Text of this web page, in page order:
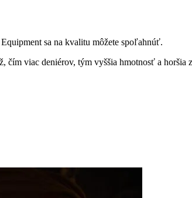
sa na kvalitu môžete spoľahnúť.
čím viac deniérov, tým vyššia hmotnosť a